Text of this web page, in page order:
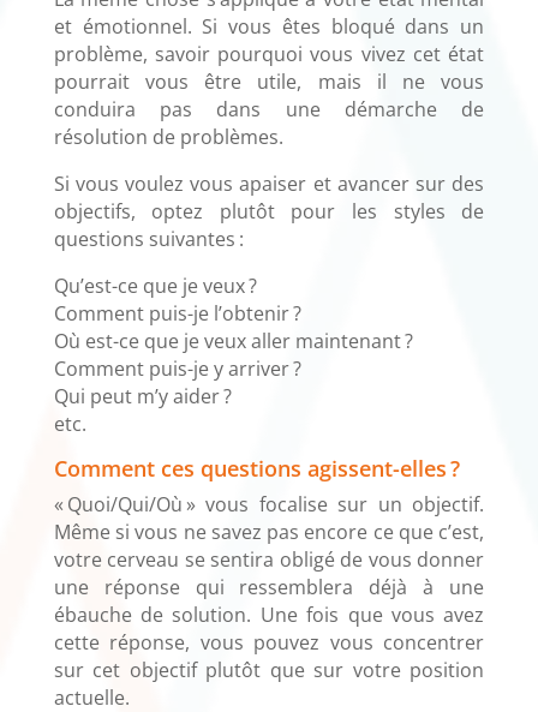
et émotionnel. Si vous êtes bloqué dans un
problème, savoir pourquoi vous vivez cet état
pourrait vous être utile, mais il ne vous
conduira pas dans une démarche de
résolution de problèmes.
Si vous voulez vous apaiser et avancer sur des
objectifs, optez plutôt pour les styles de
questions suivantes :
Qu’est-ce que je veux ?
Comment puis-je l’obtenir ?
Où est-ce que je veux aller maintenant ?
Comment puis-je y arriver ?
Qui peut m’y aider ?
etc.
Comment ces questions agissent-elles ?
« Quoi/Qui/Où » vous focalise sur un objectif.
Même si vous ne savez pas encore ce que c’est,
votre cerveau se sentira obligé de vous donner
une réponse qui ressemblera déjà à une
ébauche de solution. Une fois que vous avez
cette réponse, vous pouvez vous concentrer
sur cet objectif plutôt que sur votre position
actuelle.